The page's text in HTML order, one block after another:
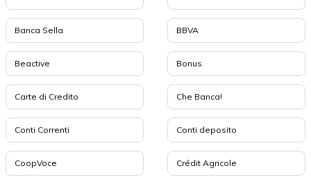
Banca Sella BBVA
Beactive Bonus
Carte di Credito Che Banca!
Conti Correnti Conti deposito
CoopVoce Crédit Agricole